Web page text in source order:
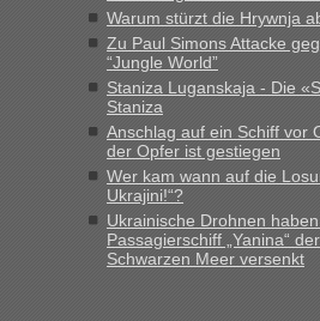
Warum stürzt die Hrywnja
Zu Paul Simons Attacke
“Jungle World”
Staniza Luganskaja - Die
Staniza
Anschlag auf ein Schiff vor
der Opfer ist gestiegen
Wer kam wann auf die
Ukrajini!“?
Ukrainische Drohnen
Passagierschiff „Yanina“
Schwarzen Meer versenkt